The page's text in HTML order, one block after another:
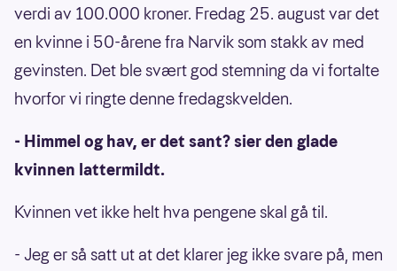
verdi av 100.000 kroner. Fredag 25. august var det
en kvinne i 50-årene fra Narvik som stakk av med
gevinsten. Det ble svært god stemning da vi fortalte
hvorfor vi ringte denne fredagskvelden.
- Himmel og hav, er det sant? sier den glade
kvinnen lattermildt.
Kvinnen vet ikke helt hva pengene skal gå til.
- Jeg er så satt ut at det klarer jeg ikke svare på, men